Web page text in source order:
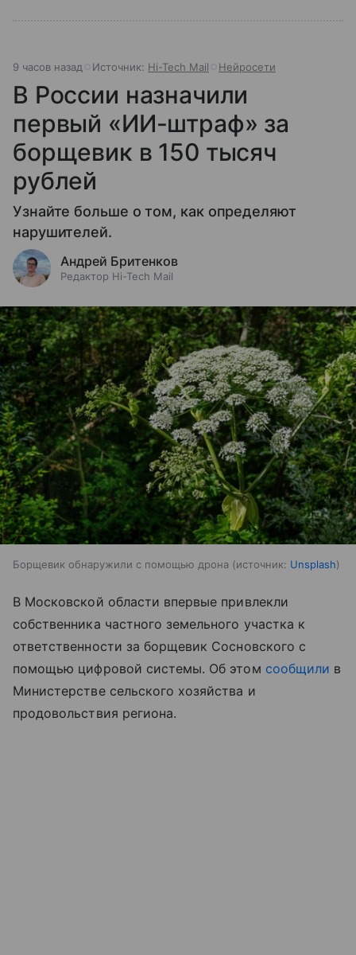
9 часов назад Источник: Hi-Tech Mail Нейросети
В России назначили
первый «ИИ-штраф» за
борщевик в 150 тысяч
рублей
Узнайте больше о том, как определяют
нарушителей.
Андрей Бритенков
Редактор Hi-Tech Mail
Борщевик обнаружили с помощью дрона источник: Unsplash
В Московской области впервые привлекли
собственника частного земельного участка к
ответственности за борщевик Сосновского с
помощью цифровой системы. Об этом сообщили в
Министерстве сельского хозяйства и
продовольствия региона.